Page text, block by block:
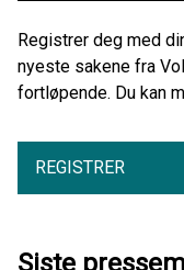
Registrer deg med
nyeste sakene fra
fortløpende. Du kan
REGISTRER
Siste